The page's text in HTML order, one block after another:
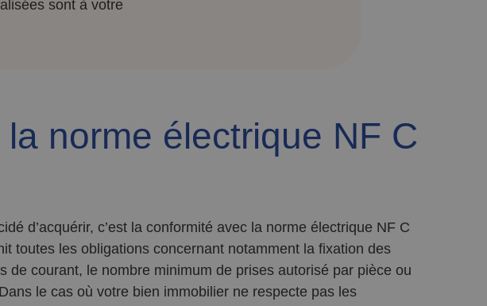
sont à votre
la norme électrique NF C
d’acquérir, c’est la conformité avec la norme électrique NF C
toutes les obligations concernant notamment la fixation des
de courant, le nombre minimum de prises autorisé par pièce ou
le cas où votre bien immobilier ne respecte pas les